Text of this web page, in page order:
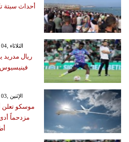
أحداث سبتة
GMT 09:18 2026 الثلاثاء ,04 آب / أغسطس
ريال مدريد
GMT 23:41 2026 الإثنين ,03 آب / أغسطس
موسكو تعلن
مزدحماً